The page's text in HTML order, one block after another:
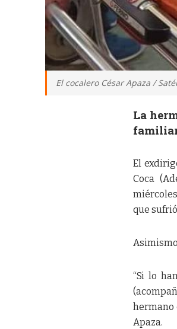
El cocalero César Apaza /
La
El
Coca
que
“Si lo
hermano
Apaza.